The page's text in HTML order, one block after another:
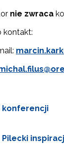
nie zwraca
kontakt:
konferencji
Pilecki